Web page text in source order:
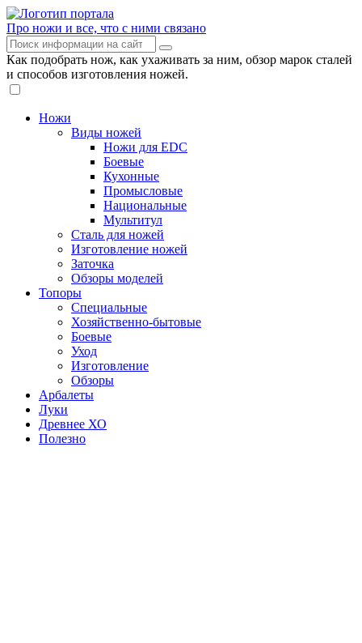
Про ножи и все, что с ними связано
Как подобрать нож, как ухаживать за ним, обзор марок сталей
и способов изготовления ножей.
Ножи
Виды ножей
Ножи для EDC
Боевые
Кухонные
Промысловые
Национальные
Мультитул
Сталь для ножей
Изготовление ножей
Заточка
Обзоры моделей
Топоры
Специальные
Хозяйственно-бытовые
Боевые
Уход
Изготовление
Обзоры
Арбалеты
Луки
Древнее ХО
Полезно